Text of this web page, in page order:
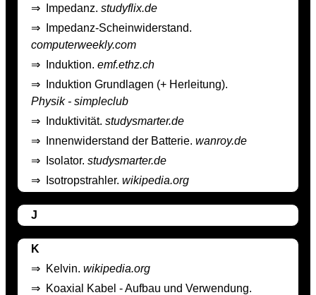
⇒
Impedanz. studyflix.de
⇒
Impedanz-Scheinwiderstand.
computerweekly.com
⇒
Induktion. emf.ethz.ch
⇒
Induktion Grundlagen (+ Herleitung).
Physik - simpleclub
⇒
Induktivität. studysmarter.de
⇒
Innenwiderstand der Batterie. wanroy.de
⇒
Isolator. studysmarter.de
⇒
Isotropstrahler. wikipedia.org
J
K
⇒ Kelvin. wikipedia.org
⇒ Koaxial Kabel - Aufbau und Verwendung.